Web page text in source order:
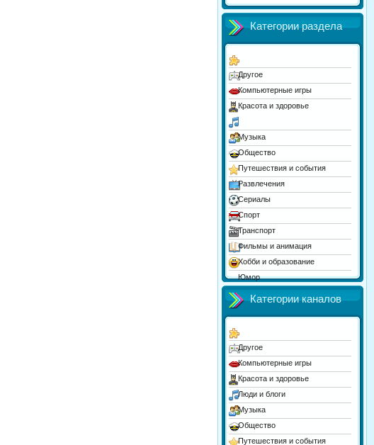
Категории раздела
Другое
Компьютерные игры
Красота и здоровье
Люди и блоги
Музыка
Общество
Путешествия и события
Развлечения
Сериалы
Спорт
Транспорт
Фильмы и анимация
Хобби и образование
Юмор
Категории каналов
Другое
Компьютерные игры
Красота и здоровье
Люди и блоги
Музыка
Общество
Путешествия и события